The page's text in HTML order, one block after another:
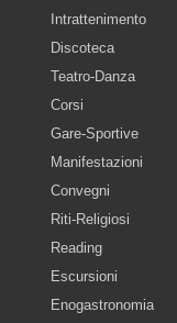
Intrattenimento
Discoteca
Teatro-Danza
Corsi
Gare-Sportive
Manifestazioni
Convegni
Riti-Religiosi
Reading
Escursioni
Enogastronomia